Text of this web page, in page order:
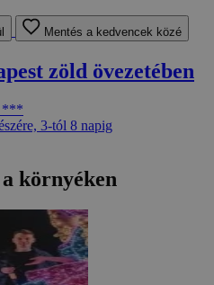
Mentés a kedvencek közé
zöld övezetében
***
3-tól 8 napig
környéken